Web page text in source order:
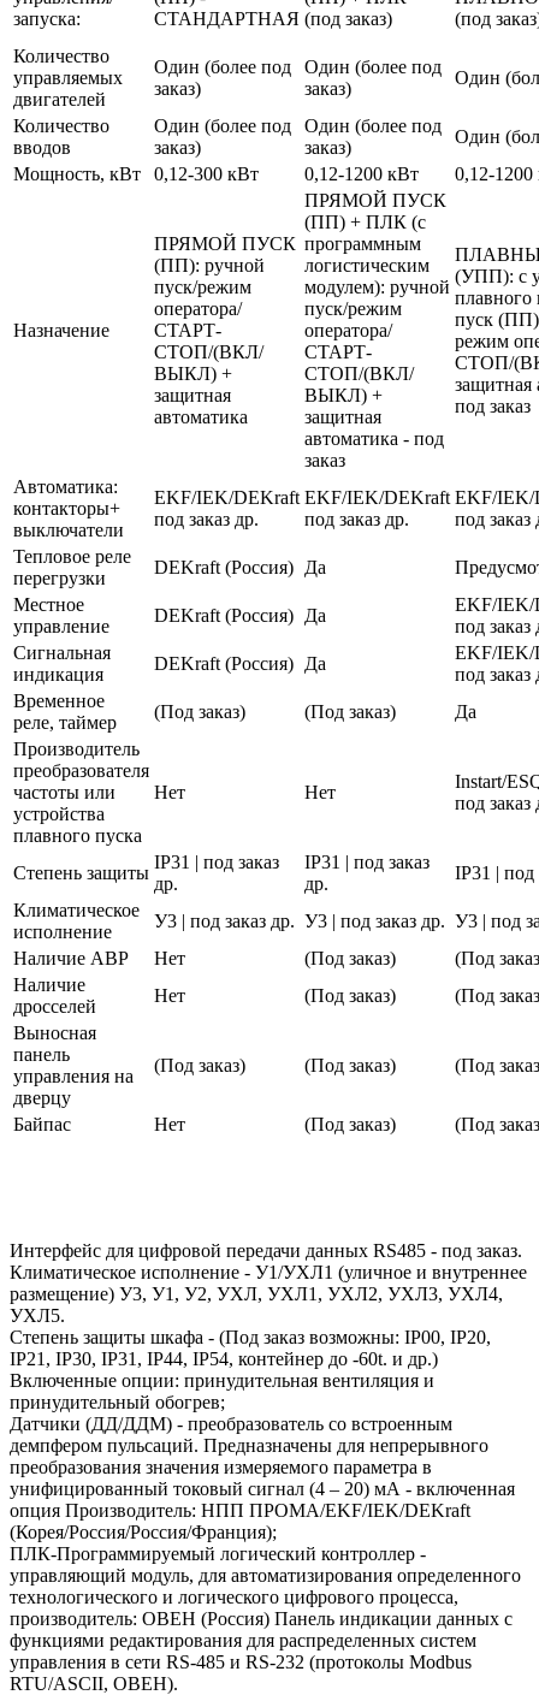
запуска:
СТАНДАРТНАЯ (под заказ)
(под
Количество
управляемых
двигателей
Один (более под
заказ)
Один (более под
заказ)
Один
Количество
вводов
Один (более под
заказ)
Один (более под
заказ)
Один
Мощность, кВт
0,12-300 кВт 0,12-1200 кВт 0,12-1200
Назначение
ПРЯМОЙ ПУСК
(ПП): ручной
пуск/режим
оператора/
СТАРТ-
СТОП/(ВКЛ/
ВЫКЛ) +
защитная
автоматика
ПРЯМОЙ ПУСК
(ПП) + ПЛК (с
программным
логистическим
модулем): ручной
пуск/режим
оператора/
СТАРТ-
СТОП/(ВКЛ/
ВЫКЛ) +
защитная
автоматика - под
заказ
(УПП): с
плавного
пуск
режим
СТОП/
защитная
под заказ
Автоматика:
контакторы+
выключатели
EKF/IEK/DEKraft
под заказ др.
EKF/IEK/DEKraft
под заказ др.
EKF/IEK/
под заказ
Тепловое реле
перегрузки
DEKraft (Россия) Да
Местное
управление
DEKraft (Россия) Да
EKF/IEK/
под заказ
Сигнальная
индикация
DEKraft (Россия) Да
EKF/IEK/
под заказ
Временное
реле, таймер
(Под заказ) (Под заказ)
Да
Производитель
преобразователя
частоты или
устройства
плавного пуска
Нет Нет
Instart/
под заказ
Степень защиты
IP31 | под заказ
др.
IP31 | под заказ
др.
IP31 | под
Климатическое
исполнение
У3 | под заказ др. У3 | под заказ др. У3 | под
Наличие АВР
Нет (Под заказ)
(Под
Наличие
дросселей
Нет (Под заказ)
(Под
Выносная
панель
управления на
дверцу
(Под заказ) (Под заказ) (Под
Байпас Нет (Под заказ) (Под
Интерфейс для цифровой передачи данных RS485 - под заказ.
Климатическое исполнение - У1/УХЛ1 (уличное и внутреннее
размещение) У3, У1, У2, УХЛ, УХЛ1, УХЛ2, УХЛ3, УХЛ4,
УХЛ5.
Степень защиты шкафа - (Под заказ возможны: IP00, IP20,
IP21, IP30, IP31, IP44, IP54, контейнер до -60t. и др.)
Включенные опции: принудительная вентиляция и
принудительный обогрев;
Датчики (ДД/ДДМ) - преобразователь со встроенным
демпфером пульсаций. Предназначены для непрерывного
преобразования значения измеряемого параметра в
унифицированный токовый сигнал (4 – 20) мА - включенная
опция Производитель: НПП ПРОМА/EKF/IEK/DEKraft
(Корея/Россия/Россия/Франция);
ПЛК-Программируемый логический контроллер -
управляющий модуль, для автоматизирования определенного
технологического и логического цифрового процесса,
производитель: ОВЕН (Россия) Панель индикации данных с
функциями редактирования для распределенных систем
управления в сети RS-485 и RS-232 (протоколы Modbus
RTU/ASCII, ОВЕН).